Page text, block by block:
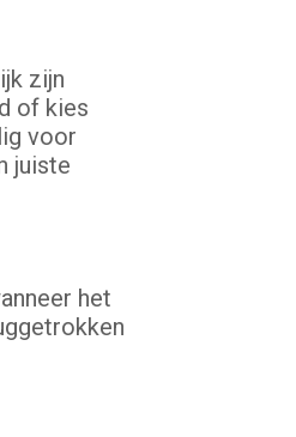
zijn
of kies
voor
juiste
het